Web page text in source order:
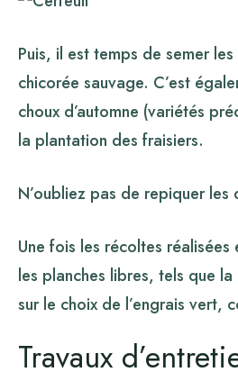
Puis, il est temps de semer
chicorée sauvage. C’est
choux d’automne (variétés
la plantation des fraisiers.
N’oubliez pas de repiquer les
Une fois les récoltes
les planches libres, tels que
sur le choix de l’engrais vert,
Travaux